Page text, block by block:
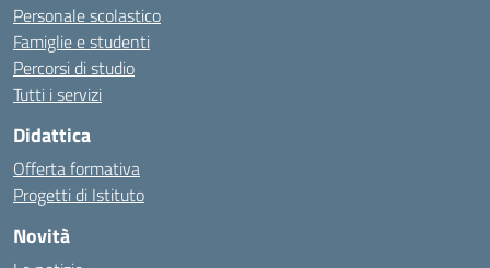
Personale scolastico
Famiglie e studenti
Percorsi di studio
Tutti i servizi
Didattica
Offerta formativa
Progetti di Istituto
Novità